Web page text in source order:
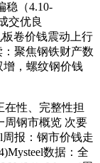
稳（4.10-
交优良
板卷价钱震动上行
：聚焦钢铁财产数
，螺纹钢价钱
性、完整性担
周钢市概览 次要
周报：钢市价钱走
数据：全